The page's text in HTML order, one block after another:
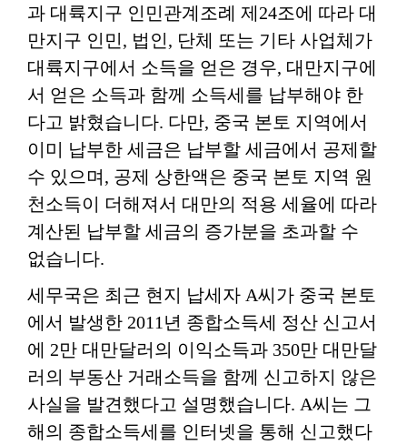
과 대륙지구 인민관계조례 제24조에 따라 대
만지구 인민, 법인, 단체 또는 기타 사업체가
대륙지구에서 소득을 얻은 경우, 대만지구에
서 얻은 소득과 함께 소득세를 납부해야 한
다고 밝혔습니다. 다만, 중국 본토 지역에서
이미 납부한 세금은 납부할 세금에서 공제할
수 있으며, 공제 상한액은 중국 본토 지역 원
천소득이 더해져서 대만의 적용 세율에 따라
계산된 납부할 세금의 증가분을 초과할 수
없습니다.
세무국은 최근 현지 납세자 A씨가 중국 본토
에서 발생한 2011년 종합소득세 정산 신고서
에 2만 대만달러의 이익소득과 350만 대만달
러의 부동산 거래소득을 함께 신고하지 않은
사실을 발견했다고 설명했습니다. A씨는 그
해의 종합소득세를 인터넷을 통해 신고했다